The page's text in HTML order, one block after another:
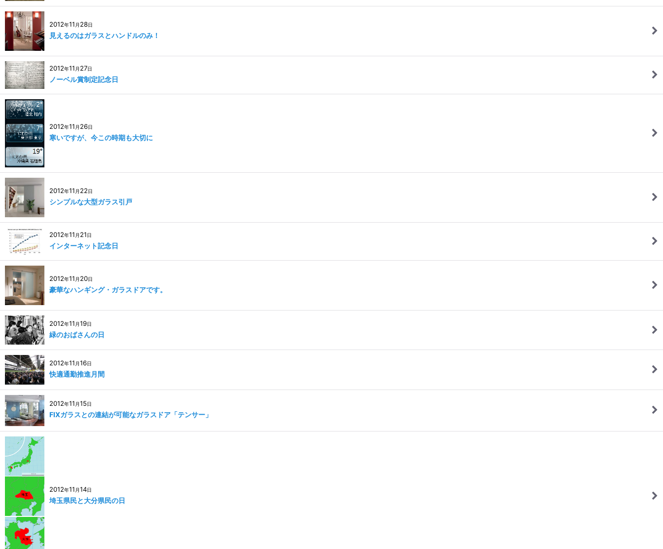
2012年11 月 28日
見えるのはガラスとハンドルのみ！
2012年11 月 27日
ノーベル賞制定記念日
2012年11 月 26日
寒いですが、今この時期も大切に
2012年11 月 22日
シンプルな大型ガラス引戸
2012年11 月 21日
インターネット記念日
2012年11 月 20日
豪華なハンギング・ガラスドアです。
2012年11 月19日
緑のおばさんの日
2012年11 月16日
快適通勤推進月間
2012年11 月15日
FIXガラスとの連結が可能なガラスドア「テンサー」
2012年11 月14日
埼玉県民と大分県民の日